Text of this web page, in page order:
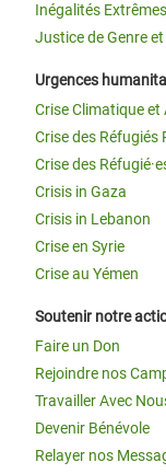
Inégalités
Justice de Genre
Urgences
Crise Climatique et
Crise des Réfugiés
Crise des
Crisis in Gaza
Crisis in Lebanon
Crise en Syrie
Crise au Yémen
Soutenir notre
Faire un Don
Rejoindre nos
Travailler Avec
Devenir Bénévole
Relayer nos